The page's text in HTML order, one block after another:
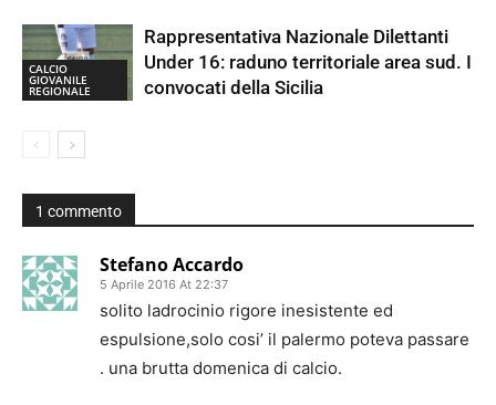
CALCIO
GIOVANILE
REGIONALE
Rappresentativa Nazionale Dilettanti
Under 16: raduno territoriale area sud. I
convocati della Sicilia
1 commento
Stefano Accardo
5 Aprile 2016 At 22:37
solito ladrocinio rigore inesistente ed
espulsione,solo cosi’ il palermo poteva passare
. una brutta domenica di calcio.